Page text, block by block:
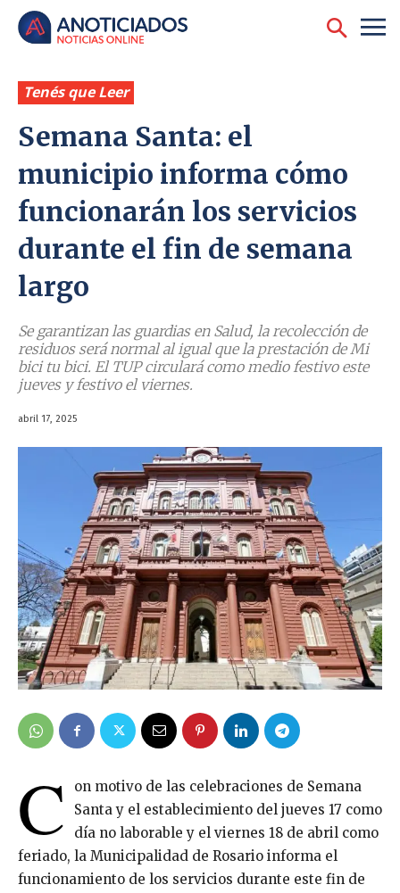
Tenés que Leer
Semana Santa: el
municipio informa cómo
funcionarán los servicios
durante el fin de semana
largo
Se garantizan las guardias en Salud, la recolección de
residuos será normal al igual que la prestación de Mi
bici tu bici. El TUP circulará como medio festivo este
jueves y festivo el viernes.
abril 17, 2025
C
on motivo de las celebraciones de Semana
Santa y el establecimiento del jueves 17 como
día no laborable y el viernes 18 de abril como
feriado, la Municipalidad de Rosario informa el
funcionamiento de los servicios durante este fin de